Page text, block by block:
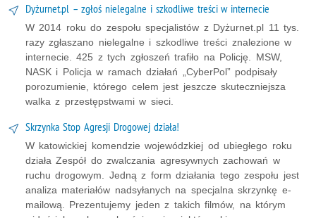
Dyżurnet.pl – zgłoś nielegalne i szkodliwe treści w internecie
W 2014 roku do zespołu specjalistów z Dyżurnet.pl 11 tys.
razy zgłaszano nielegalne i szkodliwe treści znalezione w
internecie. 425 z tych zgłoszeń trafiło na Policję. MSW,
NASK i Policja w ramach działań „CyberPol” podpisały
porozumienie, którego celem jest jeszcze skuteczniejsza
walka z przestępstwami w sieci.
Skrzynka Stop Agresji Drogowej działa!
W katowickiej komendzie wojewódzkiej od ubiegłego roku
działa Zespół do zwalczania agresywnych zachowań w
ruchu drogowym. Jedną z form działania tego zespołu jest
analiza materiałów nadsyłanych na specjalna skrzynkę e-
mailową. Prezentujemy jeden z takich filmów, na którym